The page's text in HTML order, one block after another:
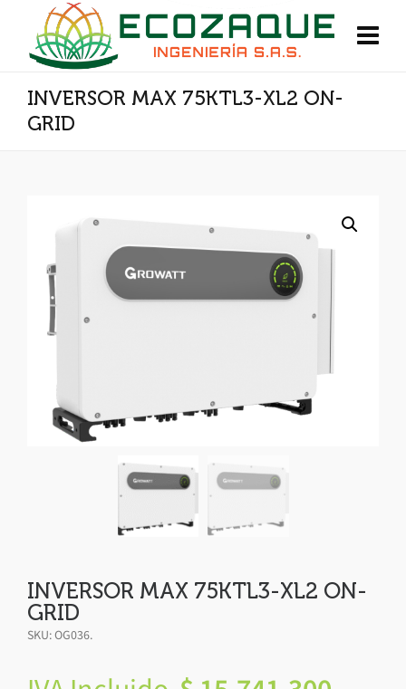
INVERSOR MAX 75KTL3-XL2 ON-
GRID
INVERSOR MAX 75KTL3-XL2 ON-
GRID
SKU:OG036.